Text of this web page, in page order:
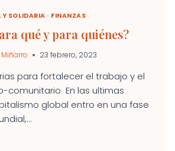
SOLIDARIA · FINANZAS
qué y para quiénes?
23 febrero, 2023
para fortalecer el trabajo y el
comunitario En las ultimas
global entro en una fase